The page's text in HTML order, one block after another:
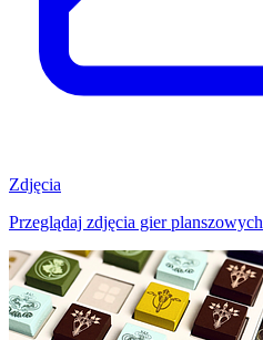
Zdjęcia
Przeglądaj zdjęcia gier planszowych